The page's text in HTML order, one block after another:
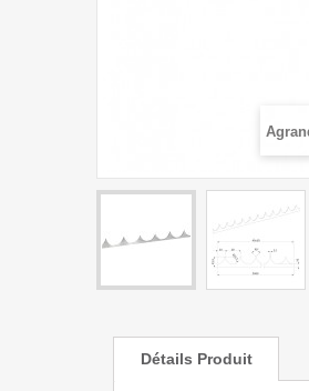
Détails Produit